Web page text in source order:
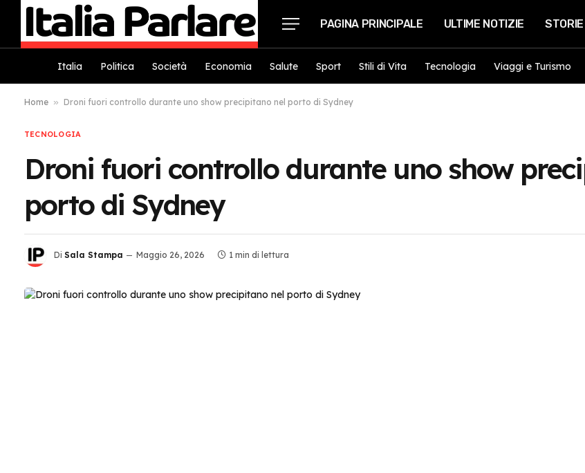
PAGINA PRINCIPALE ULTIME NOTIZIE
Italia Politica Società Economia Salute Sport Stili di Vita Tecnologia Viaggi e Turismo
Home » Droni fuori controllo durante uno show precipitano nel porto di Sydney
TECNOLOGIA
Droni fuori controllo durante uno show
porto di Sydney
Di Sala Stampa Maggio 26, 2026 1 min di lettura